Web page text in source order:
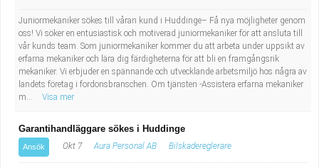
Juniormekaniker sökes till våran kund i Huddinge– Få nya möjligheter genom
oss! Vi söker en entusiastisk och motiverad juniormekaniker för att ansluta till
vår kunds team. Som juniormekaniker kommer du att arbeta under uppsikt av
erfarna mekaniker och lära dig färdigheterna för att bli en framgångsrik
mekaniker. Vi erbjuder en spännande och utvecklande arbetsmiljö hos några av
landets företag i fordonsbranschen. Om tjänsten -Assistera erfarna mekaniker
m...
Visa mer
Garantihandläggare sökes i Huddinge
Ansök Okt 7 Aura Personal AB Bilskadereglerare